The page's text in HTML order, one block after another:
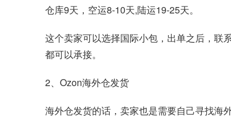
仓库9天，空运8-10天,陆运19-25天。
这个卖家可以选择国际小包，出单之后，联
都可以承接。
2、Ozon海外仓发货
海外仓发货的话，卖家也是需要自己寻找海